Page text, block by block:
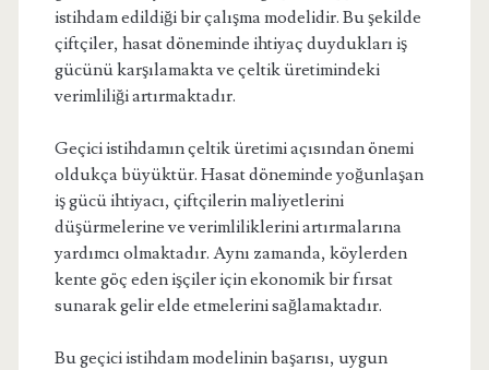
istihdam edildiği bir çalışma modelidir. Bu şekilde
çiftçiler, hasat döneminde ihtiyaç duydukları iş
gücünü karşılamakta ve çeltik üretimindeki
verimliliği artırmaktadır.
Geçici istihdamın çeltik üretimi açısından önemi
oldukça büyüktür. Hasat döneminde yoğunlaşan
iş gücü ihtiyacı, çiftçilerin maliyetlerini
düşürmelerine ve verimliliklerini artırmalarına
yardımcı olmaktadır. Aynı zamanda, köylerden
kente göç eden işçiler için ekonomik bir fırsat
sunarak gelir elde etmelerini sağlamaktadır.
Bu geçici istihdam modelinin başarısı, uygun